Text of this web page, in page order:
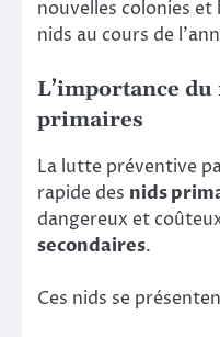
nouvelles colonies
nids au cours de
L’importance
primaires
La lutte préventive
rapide des nids
dangereux et
secondaires.
Ces nids se